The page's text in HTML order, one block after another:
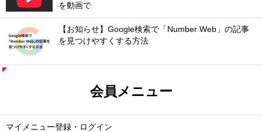
を動画で
【お知らせ】Google検索で「Number Web」の記事
を見つけやすくする方法
会員メニュー
マイメニュー登録・ログイン